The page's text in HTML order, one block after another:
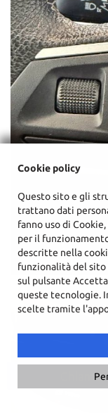
Chiama
Cookie policy
Questo sito e gli
trattano dati
fanno uso di
per il
descritte nella
funzionalità del sito
sul pulsante
queste tecnologie.
scelte tramite